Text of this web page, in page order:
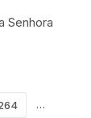
Senhora
…